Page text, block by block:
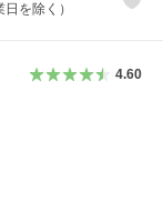
を除く）
4.60